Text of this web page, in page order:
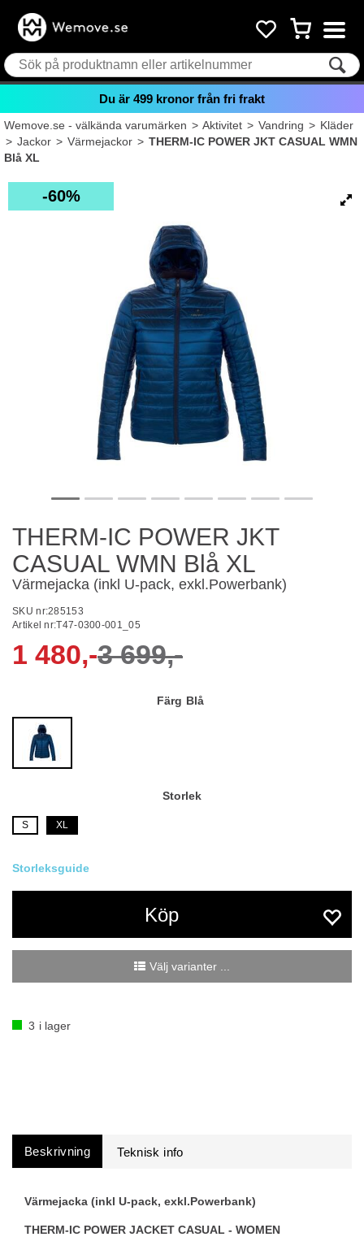
Du är 499 kronor från fri frakt
Wemove.se - välkända varumärken>Aktivitet>Vandring>Kläder
>Jackor>Värmejackor>THERM-IC POWER JKT CASUAL WMN
Blå XL
60%
THERM-IC POWER JKT
CASUAL WMN Blå XL
Värmejacka (inkl U-pack, exkl.Powerbank)
SKU nr:285153
Artikel nr:T47-0300-001_05
1 480,-3 699,-
Färg Blå
Storlek
S XL
Köp
Välj varianter ...
3 i lager
Beskrivning
Värmejacka (inkl U-pack, exkl.Powerbank)
THERM-IC POWER JACKET CASUAL - WOMEN